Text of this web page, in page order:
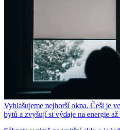
Vyhlašujeme nejhorší okna. Češi je
bytů a zvyšují si výdaje na energie